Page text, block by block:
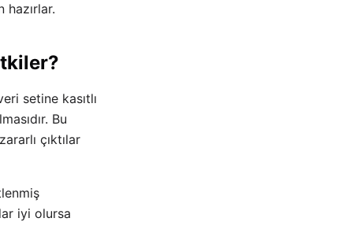
setine kasıtlı
Bu
çıktılar
iyi olursa